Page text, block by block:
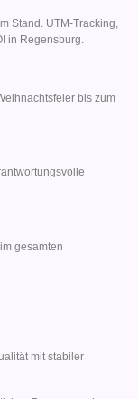
Stand. UTM-Tracking,
in Regensburg.
bis zum
gesamten
mit stabiler